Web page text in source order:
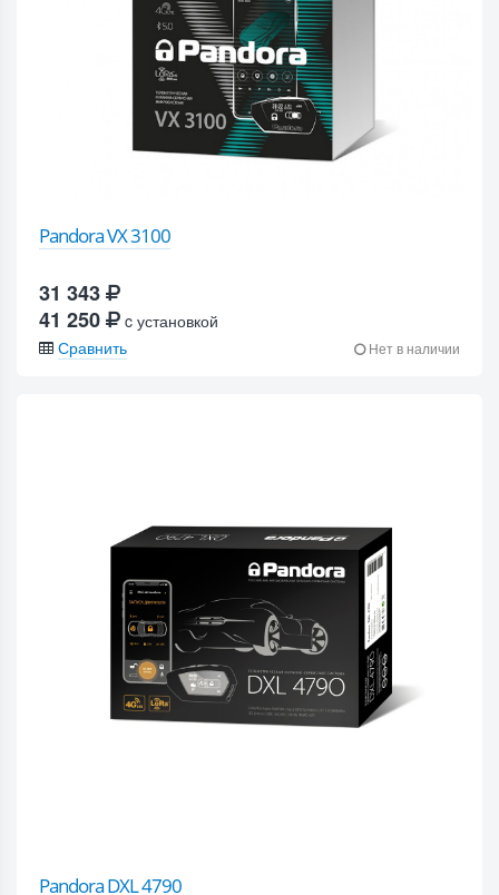
Pandora VX 3100
31 343
41 250
c установкой
Сравнить
Нет в наличии
Pandora DXL 4790